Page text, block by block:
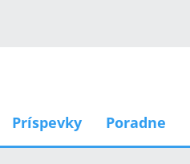
Príspevky Poradne